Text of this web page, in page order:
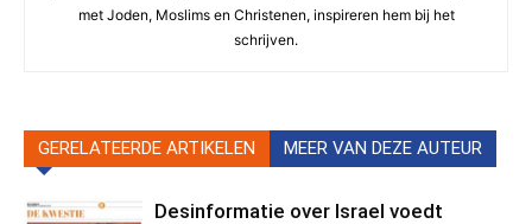
met Joden, Moslims en Christenen, inspireren hem bij het
schrijven.
GERELATEERDE ARTIKELEN MEER VAN DEZE AUTEUR
Desinformatie over Israel voedt